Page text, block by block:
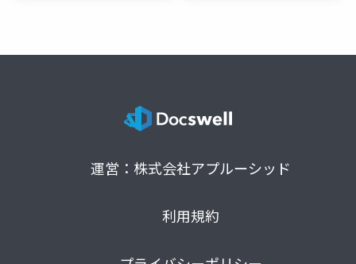
運営：株式会社アプルーシッド
利用規約